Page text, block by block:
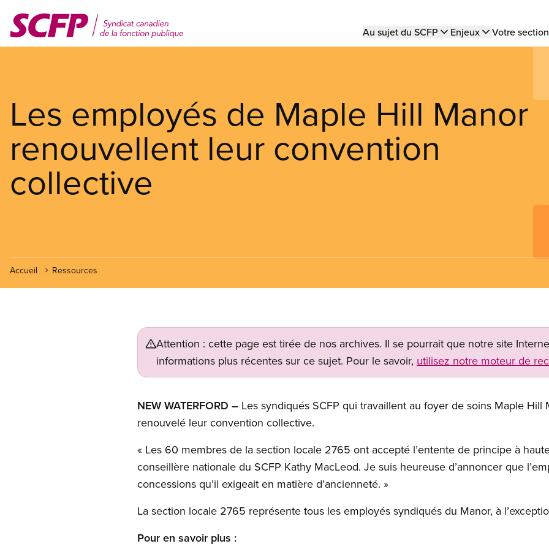
contenu
Main
Au sujet du SCFP Enjeux Votre
Les employés de Maple Hill Manor
renouvellent leur convention
collective
Accueil Ressources
Attention : cette page est tirée de nos archives. Il se pourrait que notre site
informations plus récentes sur ce sujet. Pour le savoir, utilisez notre moteur de
NEW WATERFORD – Les syndiqués SCFP qui travaillent au foyer de soins Maple
renouvelé leur convention collective.
« Les 60 membres de la section locale 2765 ont accepté l’entente de principe à
conseillère nationale du SCFP Kathy MacLeod. Je suis heureuse d’annoncer que
concessions qu’il exigeait en matière d’ancienneté. »
La section locale 2765 représente tous les employés syndiqués du Manor, à
Pour en savoir plus :